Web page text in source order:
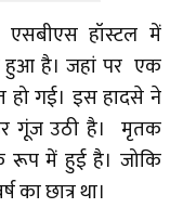
एसबीएस हॉस्टल में
हुआ है। जहां पर एक
हो गई। इस हादसे ने
गूंज उठी है। मृतक
रूप में हुई है। जोकि
का छात्र था।